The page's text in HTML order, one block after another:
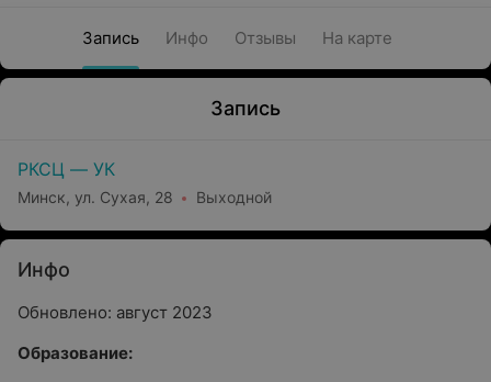
Запись Инфо Отзывы На карте
Запись
РКСЦ — УК
Минск, ул. Сухая, 28 Выходной
Инфо
Обновлено: август 2023
Образование: